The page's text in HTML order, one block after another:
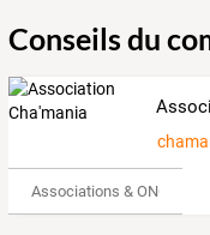
Conseils du
Associations & ONG